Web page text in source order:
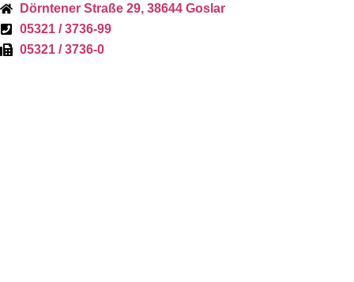
Dörntener Straße 29, 38644 Goslar
05321 / 3736-99
05321 / 3736-0